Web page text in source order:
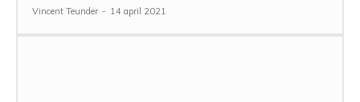
Vincent Teunder - 14 april 2021